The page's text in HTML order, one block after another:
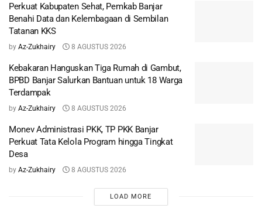
Perkuat Kabupaten Sehat, Pemkab Banjar
Benahi Data dan Kelembagaan di Sembilan
Tatanan KKS
by Az-Zukhairy 8 AGUSTUS 2026
Kebakaran Hanguskan Tiga Rumah di Gambut,
BPBD Banjar Salurkan Bantuan untuk 18 Warga
Terdampak
by Az-Zukhairy 8 AGUSTUS 2026
Monev Administrasi PKK, TP PKK Banjar
Perkuat Tata Kelola Program hingga Tingkat
Desa
by Az-Zukhairy 8 AGUSTUS 2026
LOAD MORE